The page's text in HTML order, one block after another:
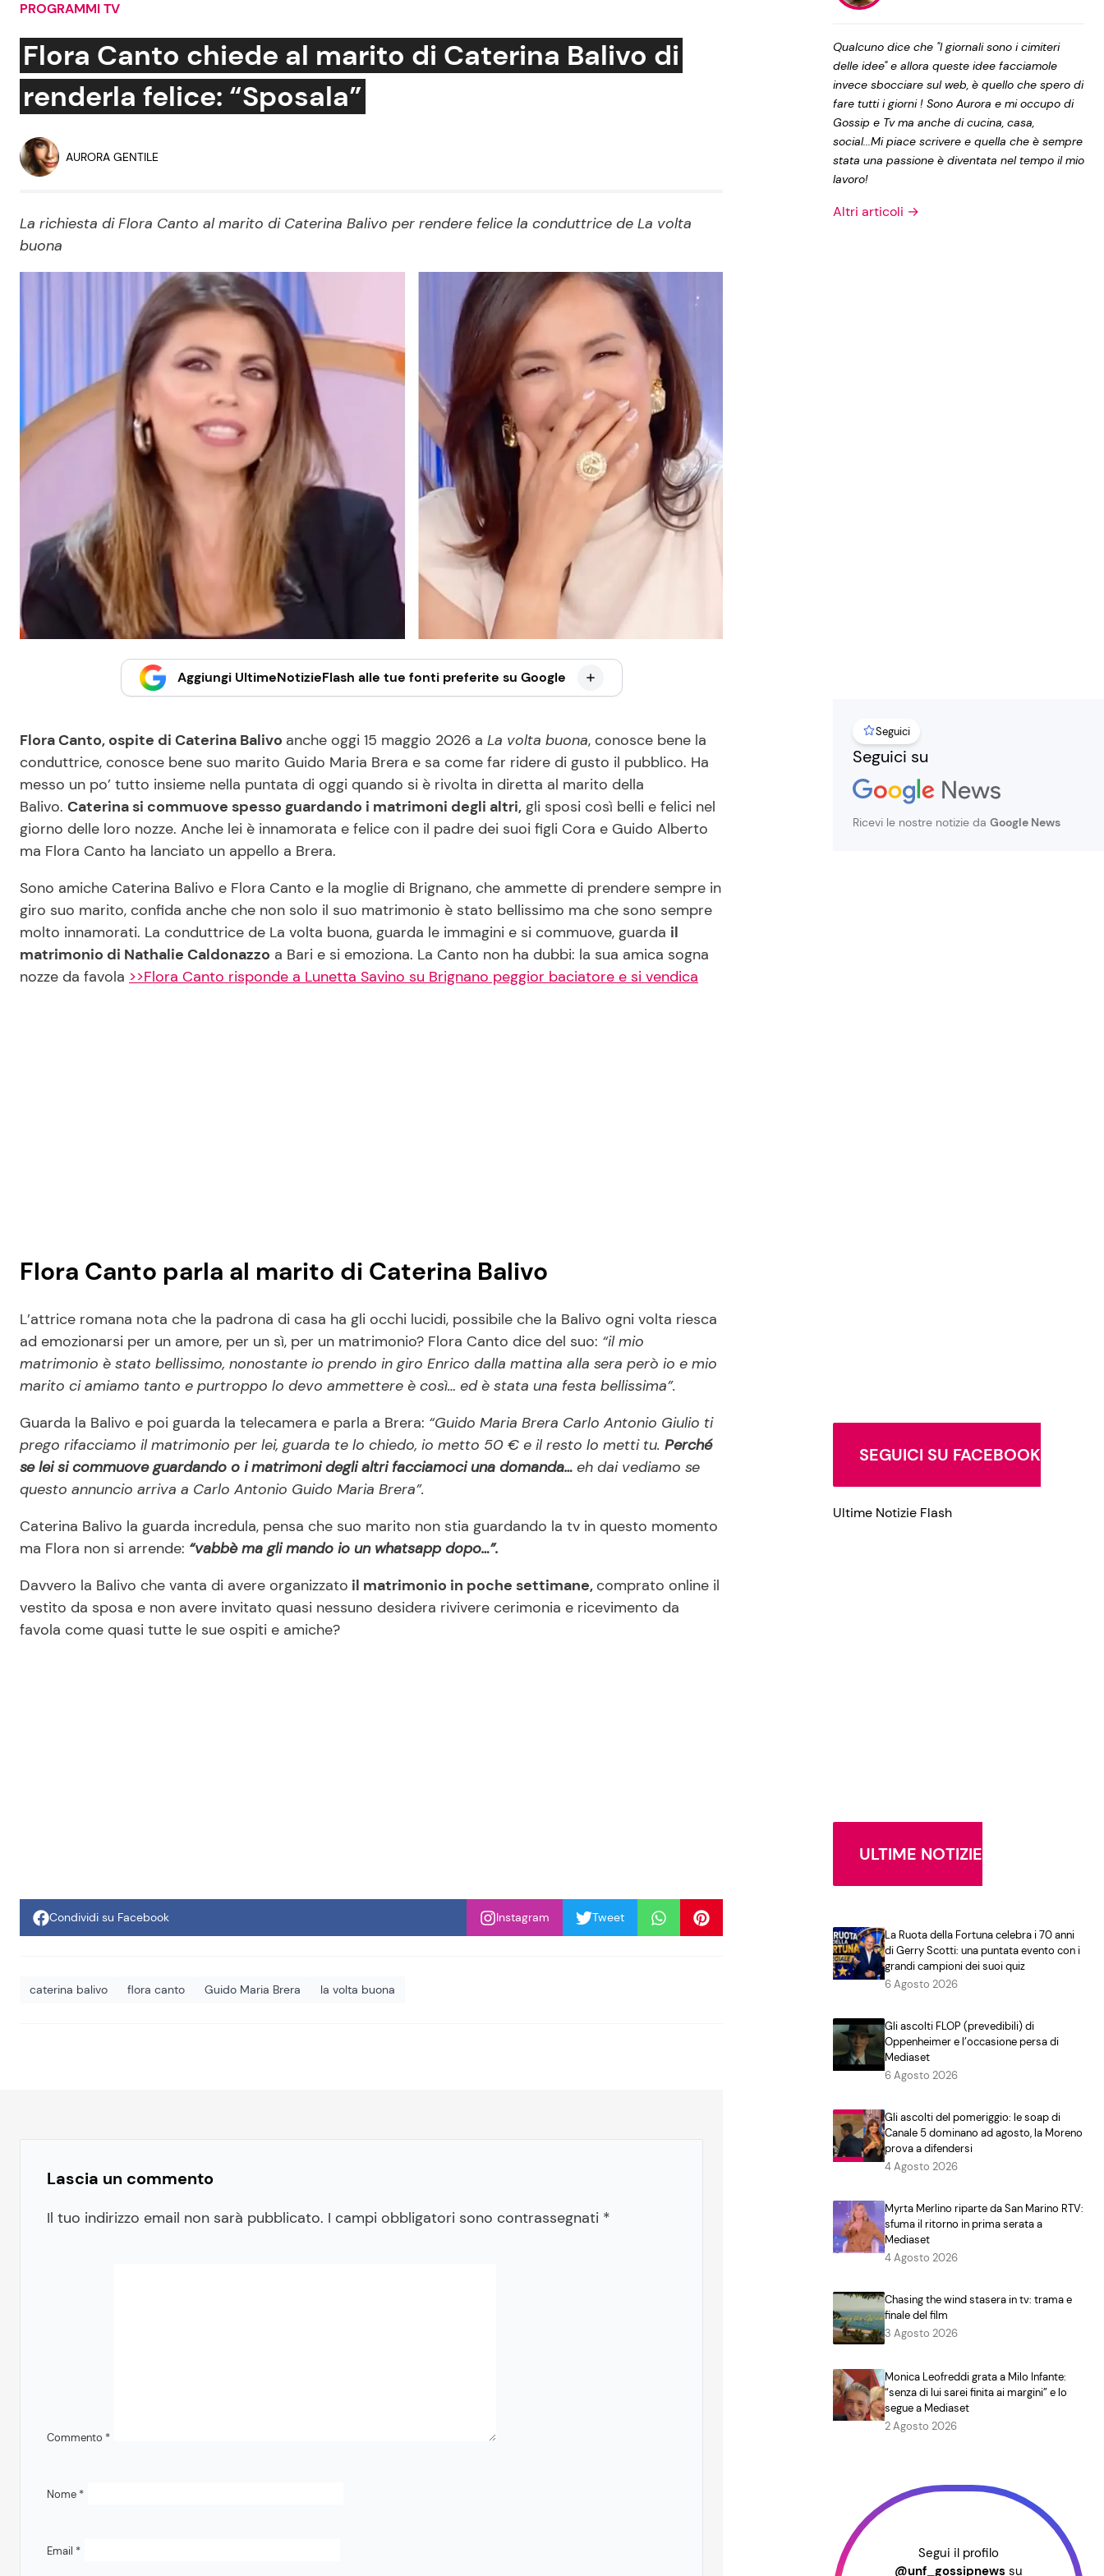
Social News
News dal mondo
Benessere
Mondo Mamma
Salute
Viaggi e Turismo
Festività
Le Ricette in TV
Ricette Facili e Veloci
Ricette Feste
Ricette per Bambini
Privacy Policy
PROGRAMMI TV
Flora Canto chiede al marito di Caterina Balivo di
renderla felice: “Sposala”
AURORA GENTILE
La richiesta di Flora Canto al marito di Caterina Balivo per rendere felice la conduttrice de La volta
buona
Aggiungi UltimeNotizieFlash alle tue fonti preferite su Google
Flora Canto, ospite di Caterina Balivo anche oggi 15 maggio 2026 a La volta buona, conosce bene la
conduttrice, conosce bene suo marito Guido Maria Brera e sa come far ridere di gusto il pubblico. Ha
messo un po’ tutto insieme nella puntata di oggi quando si è rivolta in diretta al marito della
Balivo. Caterina si commuove spesso guardando i matrimoni degli altri, gli sposi così belli e felici nel
giorno delle loro nozze. Anche lei è innamorata e felice con il padre dei suoi figli Cora e Guido Alberto
ma Flora Canto ha lanciato un appello a Brera.
Sono amiche Caterina Balivo e Flora Canto e la moglie di Brignano, che ammette di prendere sempre in
giro suo marito, confida anche che non solo il suo matrimonio è stato bellissimo ma che sono sempre
molto innamorati. La conduttrice de La volta buona, guarda le immagini e si commuove, guarda il
matrimonio di Nathalie Caldonazzo a Bari e si emoziona. La Canto non ha dubbi: la sua amica sogna
nozze da favola >>Flora Canto risponde a Lunetta Savino su Brignano peggior baciatore e si vendica
Flora Canto parla al marito di Caterina Balivo
L’attrice romana nota che la padrona di casa ha gli occhi lucidi, possibile che la Balivo ogni volta riesca
ad emozionarsi per un amore, per un sì, per un matrimonio? Flora Canto dice del suo: “il mio
matrimonio è stato bellissimo, nonostante io prendo in giro Enrico dalla mattina alla sera però io e mio
marito ci amiamo tanto e purtroppo lo devo ammettere è così… ed è stata una festa bellissima”.
Guarda la Balivo e poi guarda la telecamera e parla a Brera: “Guido Maria Brera Carlo Antonio Giulio ti
prego rifacciamo il matrimonio per lei, guarda te lo chiedo, io metto 50 € e il resto lo metti tu. Perché
se lei si commuove guardando o i matrimoni degli altri facciamoci una domanda… eh dai vediamo se
questo annuncio arriva a Carlo Antonio Guido Maria Brera”.
Caterina Balivo la guarda incredula, pensa che suo marito non stia guardando la tv in questo momento
ma Flora non si arrende: “vabbè ma gli mando io un whatsapp dopo…”.
Davvero la Balivo che vanta di avere organizzato il matrimonio in poche settimane, comprato online il
vestito da sposa e non avere invitato quasi nessuno desidera rivivere cerimonia e ricevimento da
favola come quasi tutte le sue ospiti e amiche?
Condividi su Facebook Instagram Tweet
caterina balivo flora canto Guido Maria Brera la volta buona
Lascia un commento
Il tuo indirizzo email non sarà pubblicato. I campi obbligatori sono contrassegnati *
Commento *
Nome *
Email *
Qualcuno dice che "I giornali sono i cimiteri
delle idee" e allora queste idee facciamole
invece sbocciare sul web, è quello che spero di
fare tutti i giorni ! Sono Aurora e mi occupo di
Gossip e Tv ma anche di cucina, casa,
social...Mi piace scrivere e quella che è sempre
stata una passione è diventata nel tempo il mio
lavoro!
Altri articoli →
Seguici
Seguici su
Ricevi le nostre notizie da Google News
SEGUICI SU FACEBOOK
Ultime Notizie Flash
ULTIME NOTIZIE
La Ruota della Fortuna celebra i 70 anni
di Gerry Scotti: una puntata evento con i
grandi campioni dei suoi quiz
6 Agosto 2026
Gli ascolti FLOP (prevedibili) di
Oppenheimer e l’occasione persa di
Mediaset
6 Agosto 2026
Gli ascolti del pomeriggio: le soap di
Canale 5 dominano ad agosto, la Moreno
prova a difendersi
4 Agosto 2026
Myrta Merlino riparte da San Marino RTV:
sfuma il ritorno in prima serata a
Mediaset
4 Agosto 2026
Chasing the wind stasera in tv: trama e
finale del film
3 Agosto 2026
Monica Leofreddi grata a Milo Infante:
“senza di lui sarei finita ai margini” e lo
segue a Mediaset
2 Agosto 2026
Segui il profilo
@unf_gossipnews su